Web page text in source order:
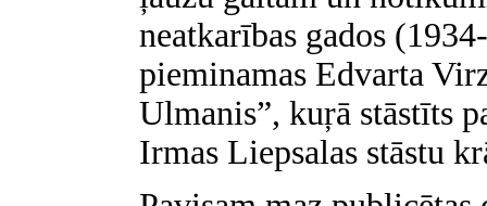
neatkarības gados
pieminamas Edvarta
Ulmanis”, kuŗā stāstīts
Irmas Liepsalas stāstu